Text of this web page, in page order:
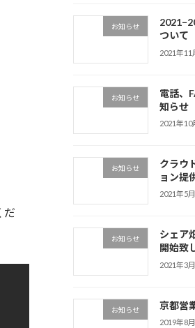
だ
お知らせ
ついて
2021年11
お知らせ
電話、
知らせ
2021年10
お知らせ
クラウ
ョン提
2021年5
お知らせ
シェア
開始致
2021年3
お知らせ 京都営
2019年8